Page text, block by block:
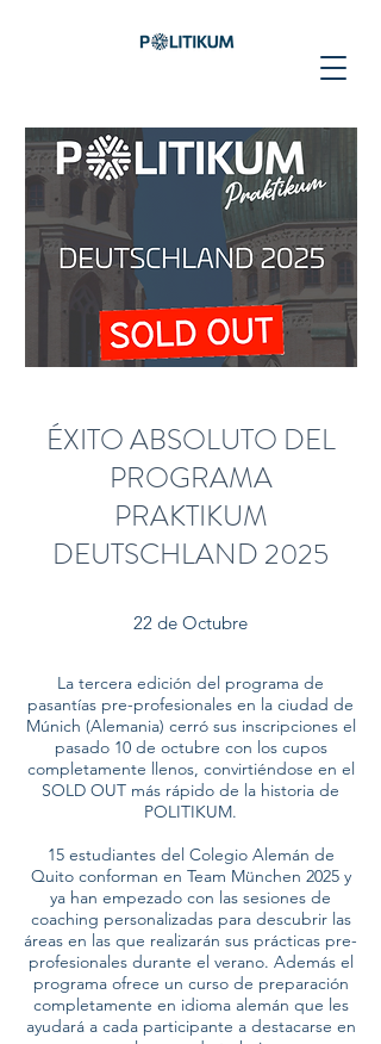
ÉXITO ABSOLUTO DEL
PROGRAMA
PRAKTIKUM
DEUTSCHLAND 2025
22 de Octubre
La tercera edición del programa de
pasantías pre-profesionales en la ciudad de
Múnich (Alemania) cerró sus inscripciones el
pasado 10 de octubre con los cupos
completamente llenos, convirtiéndose en el
SOLD OUT más rápido de la historia de
POLITIKUM.
15 estudiantes del Colegio Alemán de
Quito conforman en Team München 2025 y
ya han empezado con las sesiones de
coaching personalizadas para descubrir las
áreas en las que realizarán sus prácticas pre-
profesionales durante el verano. Además el
programa ofrece un curso de preparación
completamente en idioma alemán que les
ayudará a cada participante a destacarse en